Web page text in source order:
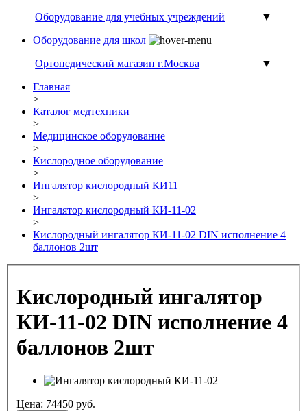
Оборудование для учебных учреждений
▼
Оборудование для школ
Ортопедический магазин г.Москва
▼
Главная
>
Каталог медтехники
>
Медицинское оборудование
>
Кислородное оборудование
>
Ингалятор кислородный КИ11
>
Ингалятор кислородный КИ-11-02
>
Кислородный ингалятор КИ-11-02 DIN исполнение 4
баллонов 2шт
Кислородный ингалятор
КИ-11-02 DIN исполнение 4
баллонов 2шт
Цена: 74450 руб.